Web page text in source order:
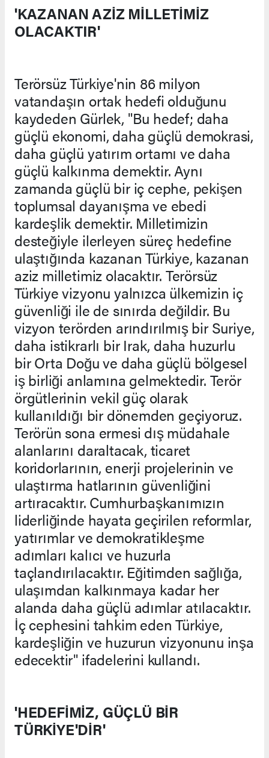
'KAZANAN AZİZ MİLLETİMİZ
OLACAKTIR'
Terörsüz Türkiye'nin 86 milyon
vatandaşın ortak hedefi olduğunu
kaydeden Gürlek, "Bu hedef; daha
güçlü ekonomi, daha güçlü demokrasi,
daha güçlü yatırım ortamı ve daha
güçlü kalkınma demektir. Aynı
zamanda güçlü bir iç cephe, pekişen
toplumsal dayanışma ve ebedi
kardeşlik demektir. Milletimizin
desteğiyle ilerleyen süreç hedefine
ulaştığında kazanan Türkiye, kazanan
aziz milletimiz olacaktır. Terörsüz
Türkiye vizyonu yalnızca ülkemizin iç
güvenliği ile de sınırda değildir. Bu
vizyon terörden arındırılmış bir Suriye,
daha istikrarlı bir Irak, daha huzurlu
bir Orta Doğu ve daha güçlü bölgesel
iş birliği anlamına gelmektedir. Terör
örgütlerinin vekil güç olarak
kullanıldığı bir dönemden geçiyoruz.
Terörün sona ermesi dış müdahale
alanlarını daraltacak, ticaret
koridorlarının, enerji projelerinin ve
ulaştırma hatlarının güvenliğini
artıracaktır. Cumhurbaşkanımızın
liderliğinde hayata geçirilen reformlar,
yatırımlar ve demokratikleşme
adımları kalıcı ve huzurla
taçlandırılacaktır. Eğitimden sağlığa,
ulaşımdan kalkınmaya kadar her
alanda daha güçlü adımlar atılacaktır.
İç cephesini tahkim eden Türkiye,
kardeşliğin ve huzurun vizyonunu inşa
edecektir" ifadelerini kullandı.
'HEDEFİMİZ, GÜÇLÜ BİR
TÜRKİYE'DİR'